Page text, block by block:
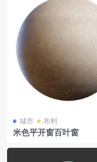
城市 布料
米色平开窗百叶窗